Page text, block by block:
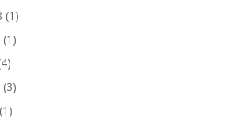
(1)
(1)
(3)
(1)